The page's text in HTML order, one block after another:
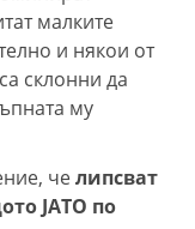
малките
и някои от
склонни да
му
челипсват
JATO по